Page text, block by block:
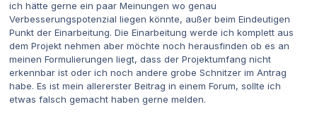
ich hätte gerne ein paar Meinungen wo genau
Verbesserungspotenzial liegen könnte, außer beim Eindeutigen
Punkt der Einarbeitung. Die Einarbeitung werde ich komplett aus
dem Projekt nehmen aber möchte noch herausfinden ob es an
meinen Formulierungen liegt, dass der Projektumfang nicht
erkennbar ist oder ich noch andere grobe Schnitzer im Antrag
habe. Es ist mein allererster Beitrag in einem Forum, sollte ich
etwas falsch gemacht haben gerne melden.